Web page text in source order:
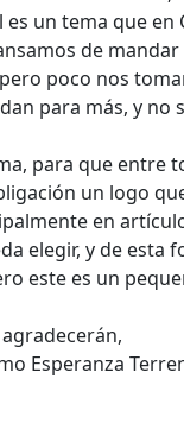
un tema que
de
poco nos
para más, y
para que entre
un logo
en
elegir, y de esta
este es un
Esperanza